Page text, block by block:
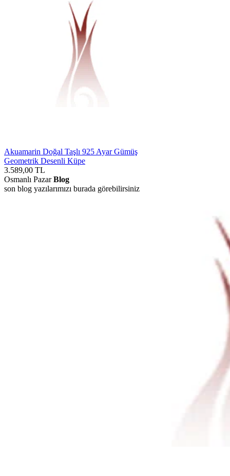
Akuamarin Doğal Taşlı 925 Ayar Gümüş
Geometrik Desenli Küpe
3.589,00 TL
Osmanlı PazarBlog
son blog yazılarımızı burada görebilirsiniz